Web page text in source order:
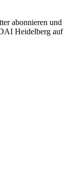
abonnieren und
Heidelberg auf